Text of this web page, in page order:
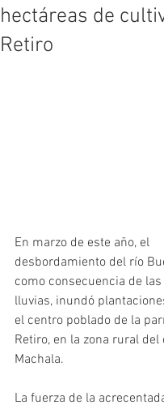
hectáreas de
Retiro
En marzo de este año, el
desbordamiento del río
como consecuencia de
lluvias, inundó
el centro poblado de la
Retiro, en la zona rural del
Machala.
La fuerza de la